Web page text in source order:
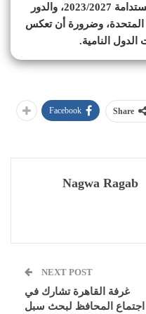
والأمم المتحدة من أجل التنمية المستدامة 2023/2027، والدور
وضرورة أن تعكس
النامية.
Share
Facebook
Nagwa Ragab
NEXT POST
غرفة القاهرة تشارك في
اجتماع المحافظ لبحث سبل